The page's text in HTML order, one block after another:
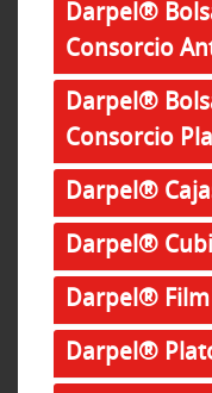
Darpel®
Consorcio
Darpel®
Consorcio
Darpel®
Darpel®
Darpel® Film
Darpel®